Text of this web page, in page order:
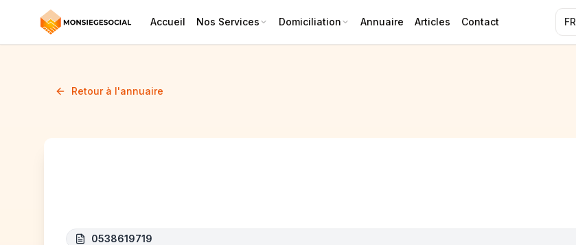
Accueil Nos Services Domiciliation Annuaire Articles Contact FR
Retour à l'annuaire
0538619719